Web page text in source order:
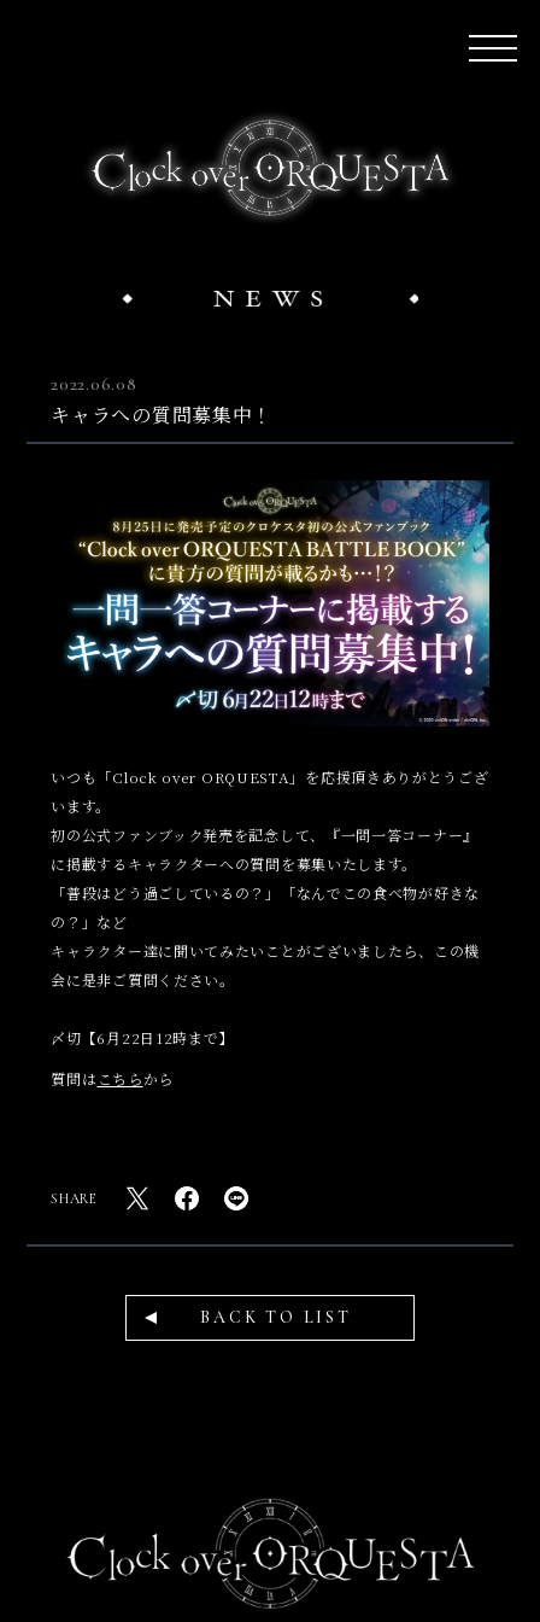
2022.06.08
キャラへの質問募集中！
いつも「Clock over ORQUESTA」を応援頂きありがとうござ
います。
初の公式ファンブック発売を記念して、『一問一答コーナー』
に掲載するキャラクターへの質問を募集いたします。
「普段はどう過ごしているの？」「なんでこの食べ物が好きな
の？」など
キャラクター達に聞いてみたいことがございましたら、この機
会に是非ご質問ください。
〆切【6月22日12時まで】
質問はこちらから
SHARE
BACK TO LIST